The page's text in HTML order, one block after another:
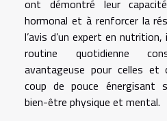
ont démontré leur
hormonal et à renforcer la
l’avis d’un expert en
routine quotidienne
avantageuse pour celles et
coup de pouce énergisant
bien-être physique et mental.